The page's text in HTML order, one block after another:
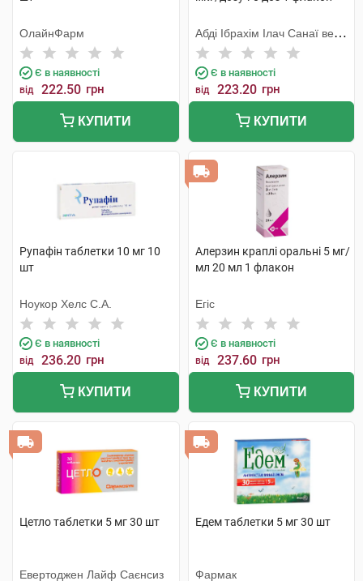
ОлайнФарм
Є в наявності
від 222.50 грн
КУПИТИ
Абді Ібрахім Ілач Санаї ве
Тіджарет
Є в наявності
від 223.20 грн
КУПИТИ
Рупафін таблетки 10 мг 10
шт
Ноукор Хелс С.А.
Є в наявності
від 236.20 грн
КУПИТИ
Алерзин краплі оральні 5 мг/
мл 20 мл 1 флакон
Егіс
Є в наявності
від 237.60 грн
КУПИТИ
Цетло таблетки 5 мг 30 шт
Евертоджен Лайф Саєнсиз
Едем таблетки 5 мг 30 шт
Фармак